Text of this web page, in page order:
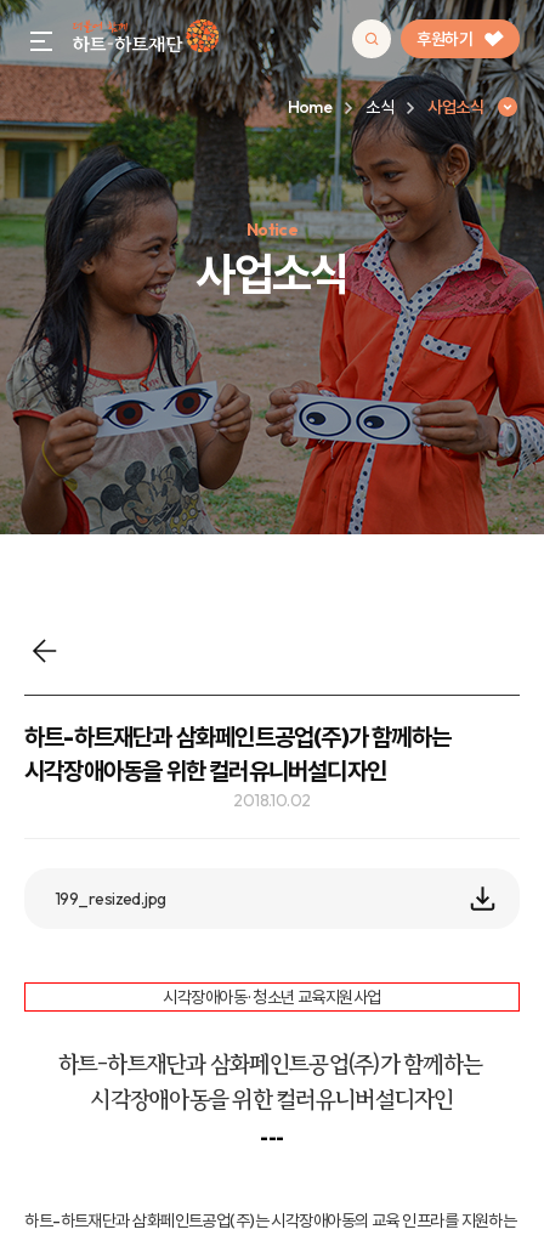
gnb menu open 후원하기
인기 키워드
#정기후원#하트플레이스#캠페인#팬덤후원
Home 소식 사업소식
Notice
사업소식
사업소식
하트-하트재단과 삼화페인트공업(주)가 함께하는
시각장애아동을 위한 컬러유니버설디자인
2018.10.02
199_resized.jpg
시각장애아동 · 청소년 교육지원사업
하트-하트재단과 삼화페인트공업(주)가 함께하는
시각장애아동을 위한 컬러유니버설디자인
---
하트-하트재단과 삼화페인트공업(주)는 시각장애아동의 교육 인프라를 지원하는